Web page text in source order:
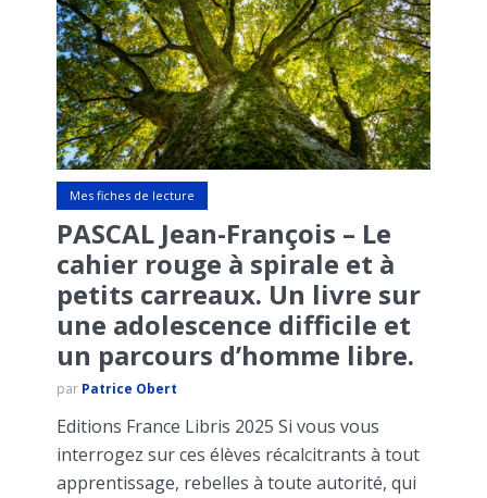
Mes fiches de lecture
PASCAL Jean-François – Le
cahier rouge à spirale et à
petits carreaux. Un livre sur
une adolescence difficile et
un parcours d’homme libre.
par Patrice Obert
Editions France Libris 2025 Si vous vous
interrogez sur ces élèves récalcitrants à tout
apprentissage, rebelles à toute autorité, qui